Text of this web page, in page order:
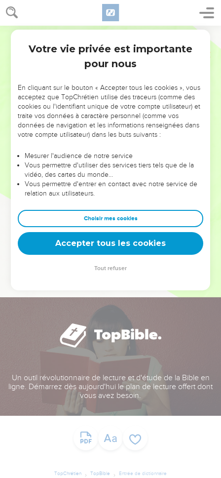
NE MANQUEZ PAS L’ÉVÉNEMENT
DE L’ANNÉE !
ET SI LEURS ERREURS POUVAIENT VOUS ÉVITER LES
VOTRES ?
leur foi ou leur vision. Mais on voit moins les doutes, les erreurs
et les saisons difficiles qu'ils ont traversés, alors même que ce
sont elles qui les ont façonnés.
Dans cette conférence, leaders, entrepreneurs, et responsables
clés pour avancer avec plus de sagesse afin que leurs erreurs
deviennent vos tremplins. Que vous guidiez un ministère, une
équipe, un groupe ou une famille, leur expérience est faite
Un outil révolutionnaire de lecture et d'étude de la Bible en
ligne. Démarrez dès aujourd'hui le plan de lecture offert dont
vous avez besoin.
TopChrétien TopBible Entrée de dictionnaire
Votre vie privée est importante
pour nous
En cliquant sur le bouton « Accepter tous les cookies », vous
acceptez que TopChrétien utilise des traceurs (comme des
cookies ou l'identifiant unique de votre compte utilisateur) et
traite vos données à caractère personnel (comme vos
données de navigation et les informations renseignées dans
votre compte utilisateur) dans les buts suivants :
Mesurer l'audience de notre service
Vous permettre d'utiliser des services tiers tels que de la
vidéo, des cartes du monde…
Vous permettre d'entrer en contact avec notre service de
relation aux utilisateurs.
Choisir mes cookies
Accepter tous les cookies
Tout refuser